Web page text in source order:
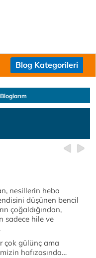
Blog Kategorileri
Bloglarım
nesillerin heba
düşünen bencil
çoğaldığından,
sadece hile ve
çok gülünç ama
hafızasında…